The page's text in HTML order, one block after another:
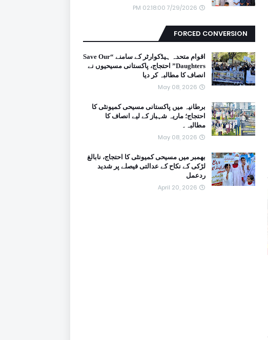
7/29/2026 02:18:00 PM
FORCED CONVERSION
اقوام متحدہ ہیڈکوارٹر کے سامنے “Save Our
Daughters” احتجاج، پاکستانی مسیحیوں نے
انصاف کا مطالبہ کر دیا
May 08, 2026
برطانیہ میں پاکستانی مسیحی کمیونٹی کا
احتجاج؛ ماریہ شہباز کے لیے انصاف کا
مطالبہ۔
May 08, 2026
بھمبر میں مسیحی کمیونٹی کا احتجاج، نابالغ
لڑکی کے نکاح کے عدالتی فیصلے پر شدید
ردعمل
April 20, 2026